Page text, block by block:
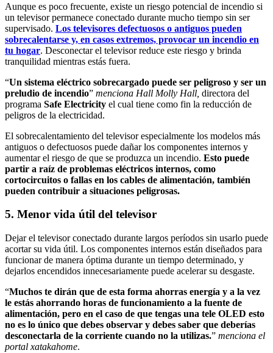
Aunque es poco frecuente, existe un riesgo potencial de incendio si
un televisor permanece conectado durante mucho tiempo sin ser
supervisado. Los televisores defectuosos o antiguos pueden
sobrecalentarse y, en casos extremos, provocar un incendio en
tu hogar. Desconectar el televisor reduce este riesgo y brinda
tranquilidad mientras estás fuera.
“Un sistema eléctrico sobrecargado puede ser peligroso y ser un
preludio de incendio” menciona Hall Molly Hall, directora del
programa Safe Electricity el cual tiene como fin la reducción de
peligros de la electricidad.
El sobrecalentamiento del televisor especialmente los modelos más
antiguos o defectuosos puede dañar los componentes internos y
aumentar el riesgo de que se produzca un incendio. Esto puede
partir a raíz de problemas eléctricos internos, como
cortocircuitos o fallas en los cables de alimentación, también
pueden contribuir a situaciones peligrosas.
5. Menor vida útil del televisor
Dejar el televisor conectado durante largos períodos sin usarlo puede
acortar su vida útil. Los componentes internos están diseñados para
funcionar de manera óptima durante un tiempo determinado, y
dejarlos encendidos innecesariamente puede acelerar su desgaste.
“Muchos te dirán que de esta forma ahorras energía y a la vez
le estás ahorrando horas de funcionamiento a la fuente de
alimentación, pero en el caso de que tengas una tele OLED esto
no es lo único que debes observar y debes saber que deberías
desconectarla de la corriente cuando no la utilizas.” menciona el
portal xatakahome.